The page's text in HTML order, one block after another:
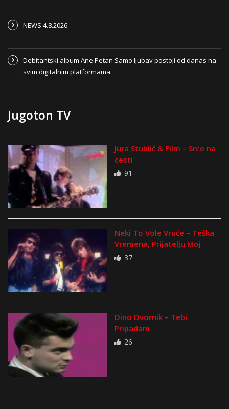
NEWS 4.8.2026.
Debitantski album Ane Petan Samo ljubav postoji od danas na
svim digitalnim platformama
Jugoton TV
Jura Stublić & Film – Srce na
cesti
91
Neki To Vole Vruće – Teška
Vremena, Prijatelju Moj
37
Dino Dvornik – Tebi
Pripadam
26